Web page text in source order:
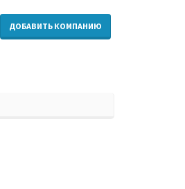
ДОБАВИТЬ КОМПАНИЮ